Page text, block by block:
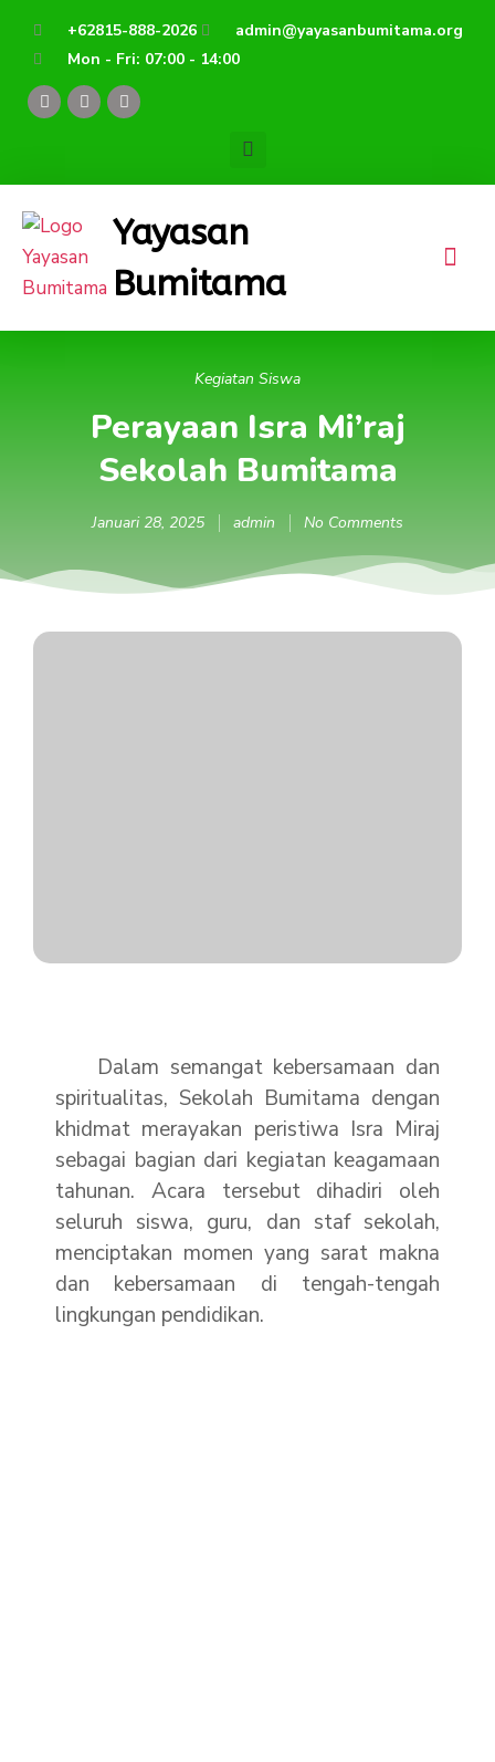
+62815-888-2026
admin@yayasanbumitama.org
Mon - Fri: 07:00 - 14:00
F
a
c
o
Y
o
u
e
I
n
s
r
m
Yayasan
Bumitama
Kegiatan Siswa
Perayaan Isra Mi’raj
Sekolah Bumitama
Januari 28, 2025 admin No Comments
Dalam semangat kebersamaan dan
spiritualitas, Sekolah Bumitama dengan
khidmat merayakan peristiwa Isra Miraj
sebagai bagian dari kegiatan keagamaan
tahunan. Acara tersebut dihadiri oleh
seluruh siswa, guru, dan staf sekolah,
menciptakan momen yang sarat makna
dan kebersamaan di tengah-tengah
lingkungan pendidikan.